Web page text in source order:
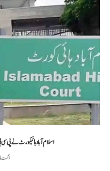
اسلام آباد ہائیکورٹ نے پی
اگست 4, 2026